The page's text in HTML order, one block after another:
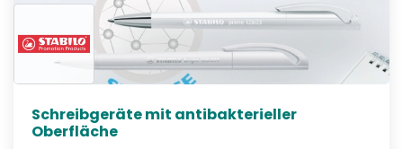
Schreibgeräte mit antibakterieller
Oberfläche